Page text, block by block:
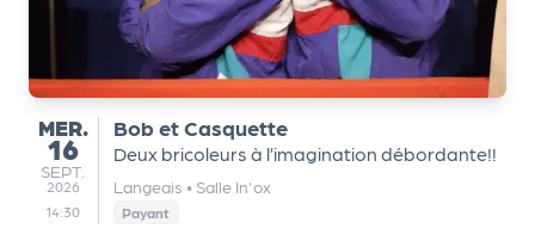
MERCREDI
MER.
16
SEPTEMBRE
SEPT.
2026
14:30
Bob et Casquette
Deux bricoleurs à l’imagination débordante!!
Langeais • Salle In'ox
Payant
e
n
a
ir